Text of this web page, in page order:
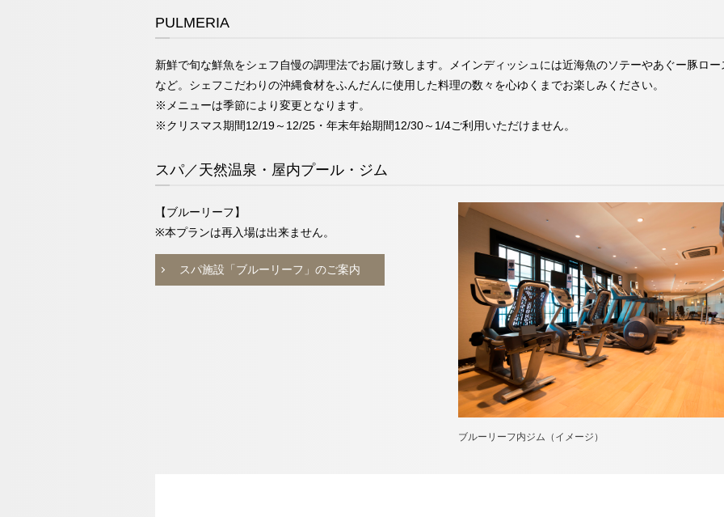
PULMERIA
新鮮で旬な鮮魚をシェフ自慢の調理法でお届け致します。メインディッシュには近海魚のソテーやあぐー豚ロー
など。シェフこだわりの沖縄食材をふんだんに使用した料理の数々を心ゆくまでお楽しみください。
※メニューは季節により変更となります。
※クリスマス期間12/19～12/25・年末年始期間12/30～1/4ご利用いただけません。
スパ／天然温泉・屋内プール・ジム
【ブルーリーフ】
※本プランは再入場は出来ません。
スパ施設「ブルーリーフ」のご案内
ブルーリーフ内ジム（イメージ）